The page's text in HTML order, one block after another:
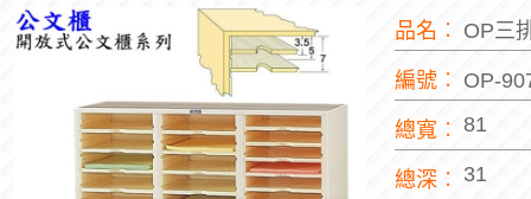
品名︰ OP三
編號︰ OP-
總寬︰ 81
總深︰ 31